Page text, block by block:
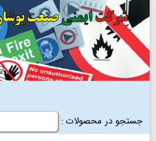
جستجو در محصولات :